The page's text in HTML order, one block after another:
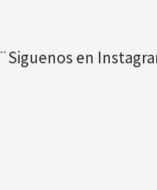
¨Siguenos en